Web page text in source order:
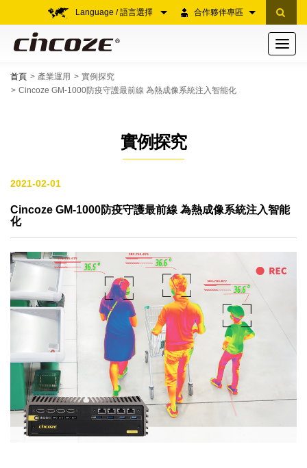
合作夥伴專區
Language / 語言選擇
Toggle
首頁 產業運用
實例探究
Cincoze GM-1000防疫守護最前線 為熱成像系統注入智能化
實例探究
2021-02-01
Cincoze GM-1000防疫守護最前線 為熱成像系統注入智能
化